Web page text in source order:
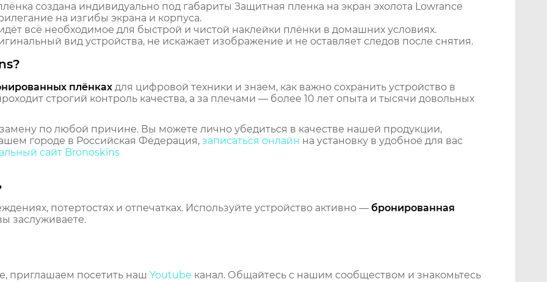
создана индивидуально под габариты Защитная пленка на экран эхолота Lowrance
на изгибы экрана и корпуса.
всё необходимое для быстрой и чистой наклейки плёнки в домашних условиях.
вид устройства, не искажает изображение и не оставляет следов после снятия.
плёнках для цифровой техники и знаем, как важно сохранить устройство в
строгий контроль качества, а за плечами — более 10 лет опыта и тысячи довольных
по любой причине. Вы можете лично убедиться в качестве нашей продукции,
городе в Российская Федерация, записаться онлайн на установку в удобное для вас
сайт Bronoskins
потертостях и отпечатках. Используйте устройство активно — бронированная
заслуживаете.
приглашаем посетить наш Youtube канал. Общайтесь с нашим сообществом и знакомьтесь